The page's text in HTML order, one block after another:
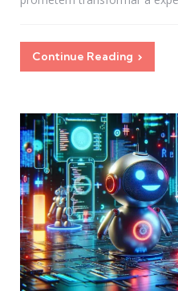
Continue Reading